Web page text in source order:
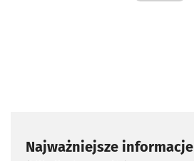
Najważniejsze informacje